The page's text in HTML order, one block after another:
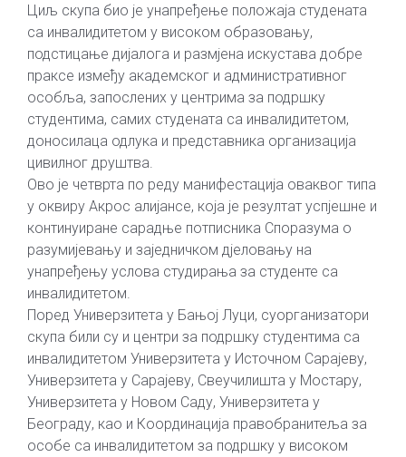
Циљ скупа био је унапређење положаја студената
са инвалидитетом у високом образовању,
подстицање дијалога и размјена искустава добре
праксе између академског и административног
особља, запослених у центрима за подршку
студентима, самих студената са инвалидитетом,
доносилаца одлука и представника организација
цивилног друштва.
Ово је четврта по реду манифестација оваквог типа
у оквиру Акрос алијансе, која је резултат успјешне и
континуиране сарадње потписника Споразума о
разумијевању и заједничком дјеловању на
унапређењу услова студирања за студенте са
инвалидитетом.
Поред Универзитета у Бањој Луци, суорганизатори
скупа били су и центри за подршку студентима са
инвалидитетом Универзитета у Источном Сарајеву,
Универзитета у Сарајеву, Свеучилишта у Мостару,
Универзитета у Новом Саду, Универзитета у
Београду, као и Координација правобранитеља за
особе са инвалидитетом за подршку у високом